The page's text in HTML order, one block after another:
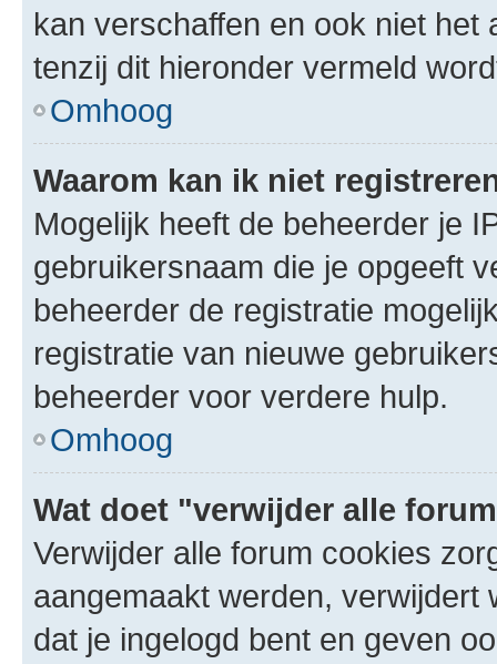
kan verschaffen en ook niet
tenzij dit hieronder vermeld
Omhoog
Waarom kan ik niet
Mogelijk heeft de beheerder je
gebruikersnaam die je opgeeft
beheerder de registratie
registratie van nieuwe
beheerder voor verdere hulp.
Omhoog
Wat doet "verwijder alle
Verwijder alle forum cookies
aangemaakt werden,
dat je ingelogd bent en geven